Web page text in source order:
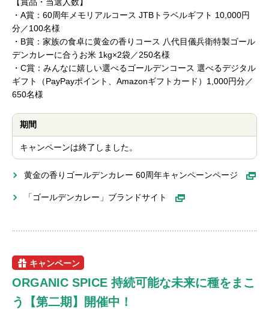
・A賞：60周年メモリアルコース JTBトラベルギフト 10,000円
分／100名様
・B賞：家族の食卓に黄金の香りコース 八代目儀兵衛特製ゴール
デンカレーに合うお米 1kg×2袋／250名様
・C賞：みんなに嬉しい選べるゴールデンコース 選べるデジタル
ギフト（PayPayポイント、Amazonギフトカード）1,000円分／
650名様
期間
キャンペーンは終了しました。
黄金の香りゴールデンカレー 60周年キャンペーンページ
「ゴールデンカレー」ブランドサイト
キャンペーン
ORGANIC SPICE 持続可能な未来に種をまこ
う【第二期】開催中！